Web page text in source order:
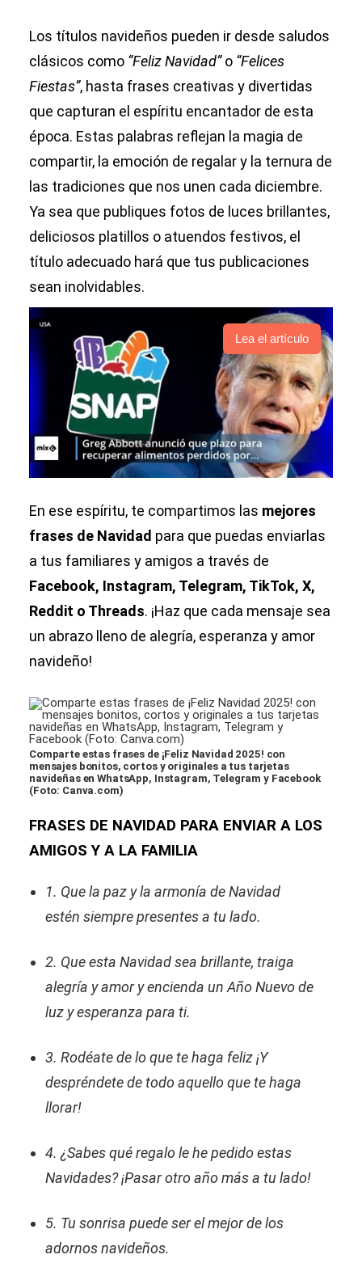
Los títulos navideños pueden ir desde saludos
clásicos como “Feliz Navidad”o “Felices
Fiestas”, hasta frases creativas y divertidas
que capturan el espíritu encantador de esta
época. Estas palabras reflejan la magia de
compartir, la emoción de regalar y la ternura de
las tradiciones que nos unen cada diciembre.
Ya sea que publiques fotos de luces brillantes,
deliciosos platillos o atuendos festivos, el
título adecuado hará que tus publicaciones
sean inolvidables.
Lea el artículo
En ese espíritu, te compartimos las mejores
frases de Navidad para que puedas enviarlas
a tus familiares y amigos a través de
Facebook, Instagram, Telegram, TikTok, X,
Reddit o Threads. ¡Haz que cada mensaje sea
un abrazo lleno de alegría, esperanza y amor
navideño!
Comparte estas frases de ¡Feliz Navidad 2025! con
mensajes bonitos, cortos y originales a tus tarjetas
navideñas en WhatsApp, Instagram, Telegram y Facebook
(Foto: Canva.com)
FRASES DE NAVIDAD PARA ENVIAR A LOS
AMIGOS Y A LA FAMILIA
1. Que la paz y la armonía de Navidad
estén siempre presentes a tu lado.
2. Que esta Navidad sea brillante, traiga
alegría y amor y encienda un Año Nuevo de
luz y esperanza para ti.
3. Rodéate de lo que te haga feliz ¡Y
despréndete de todo aquello que te haga
llorar!
4. ¿Sabes qué regalo le he pedido estas
Navidades? ¡Pasar otro año más a tu lado!
5. Tu sonrisa puede ser el mejor de los
adornos navideños.